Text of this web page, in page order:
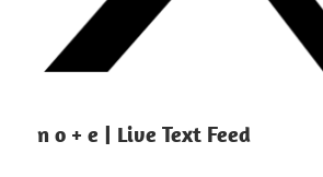
n o + e | Live Text Feed